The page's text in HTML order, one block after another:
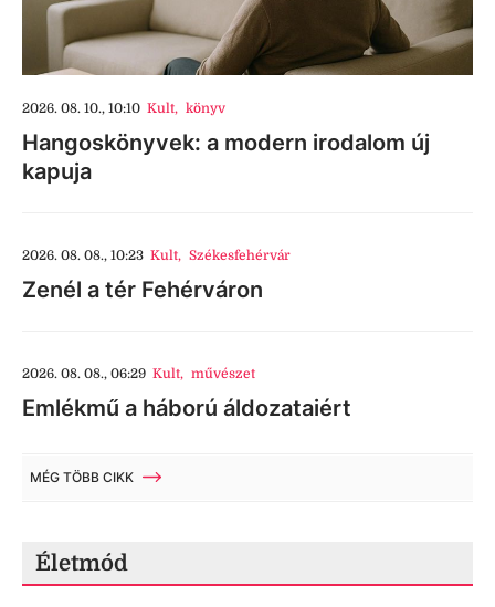
2026. 08. 10., 10:10 Kult, könyv
Hangoskönyvek: a modern irodalom új
kapuja
2026. 08. 08., 10:23 Kult, Székesfehérvár
Zenél a tér Fehérváron
2026. 08. 08., 06:29 Kult, művészet
Emlékmű a háború áldozataiért
MÉG TÖBB CIKK
Életmód